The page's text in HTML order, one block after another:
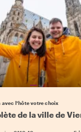
votre local favori
avec l'hôte votre choix
de la ville de